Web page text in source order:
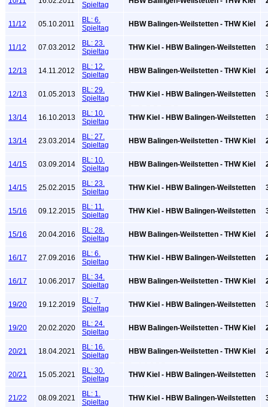
Spieltag
11/12 05.10.2011
BL: 6.
Spieltag
HBW Balingen-Weilstetten - THW Kiel
11/12 07.03.2012
BL: 23.
Spieltag
THW Kiel - HBW Balingen-Weilstetten
12/13 14.11.2012
BL: 12.
Spieltag
HBW Balingen-Weilstetten - THW Kiel
12/13 01.05.2013
BL: 29.
Spieltag
THW Kiel - HBW Balingen-Weilstetten
13/14 16.10.2013
BL: 10.
Spieltag
THW Kiel - HBW Balingen-Weilstetten
13/14 23.03.2014
BL: 27.
Spieltag
HBW Balingen-Weilstetten - THW Kiel
14/15 03.09.2014
BL: 10.
Spieltag
HBW Balingen-Weilstetten - THW Kiel
14/15 25.02.2015
BL: 23.
Spieltag
THW Kiel - HBW Balingen-Weilstetten
15/16 09.12.2015
BL: 11.
Spieltag
THW Kiel - HBW Balingen-Weilstetten
15/16 20.04.2016
BL: 28.
Spieltag
HBW Balingen-Weilstetten - THW Kiel
16/17 27.09.2016
BL: 6.
Spieltag
THW Kiel - HBW Balingen-Weilstetten
16/17 10.06.2017
BL: 34.
Spieltag
HBW Balingen-Weilstetten - THW Kiel
19/20 19.12.2019
BL: 7.
Spieltag
THW Kiel - HBW Balingen-Weilstetten
19/20 20.02.2020
BL: 24.
Spieltag
HBW Balingen-Weilstetten - THW Kiel
20/21 18.04.2021
BL: 16.
Spieltag
HBW Balingen-Weilstetten - THW Kiel
20/21 15.05.2021
BL: 30.
Spieltag
THW Kiel - HBW Balingen-Weilstetten
21/22 08.09.2021
BL: 1.
Spieltag
THW Kiel - HBW Balingen-Weilstetten